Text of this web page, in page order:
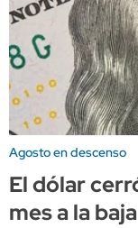
Agosto en descenso
El dólar
mes a la baja